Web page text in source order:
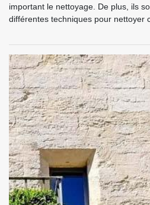
important le nettoyage. De plus, ils
différentes techniques pour nettoyer